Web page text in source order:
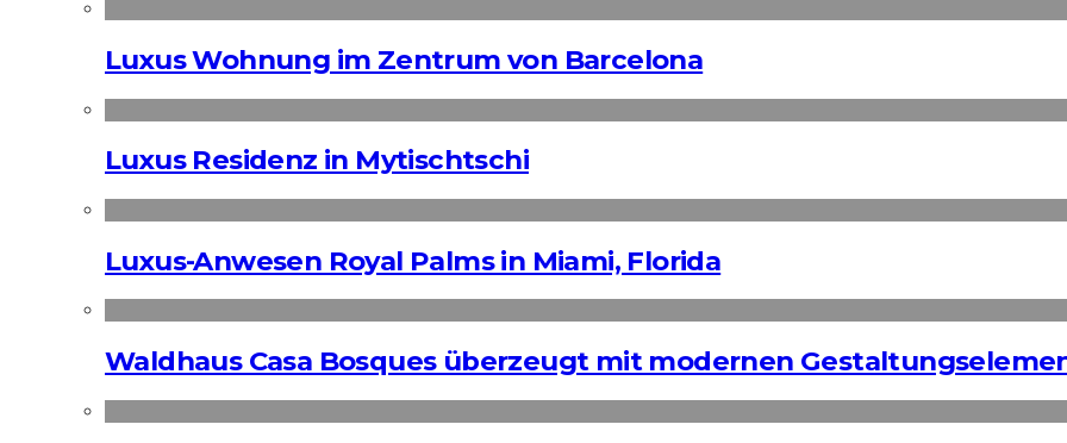
Luxus Wohnung im Zentrum von Barcelona
Luxus Residenz in Mytischtschi
Luxus-Anwesen Royal Palms in Miami, Florida
Waldhaus Casa Bosques überzeugt mit modernen